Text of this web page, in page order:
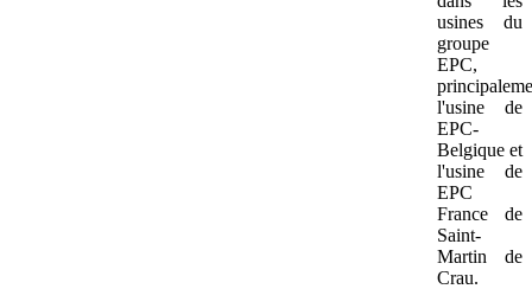
usines du
groupe
EPC,
l'usine de
EPC-
Belgique et
l'usine de
EPC
France de
Saint-
Martin de
Crau.